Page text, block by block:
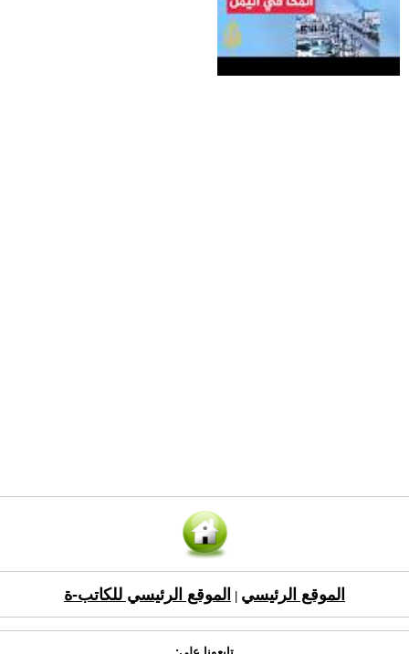
الموقع الرئيسي الموقع الرئيسي للكاتب-ة